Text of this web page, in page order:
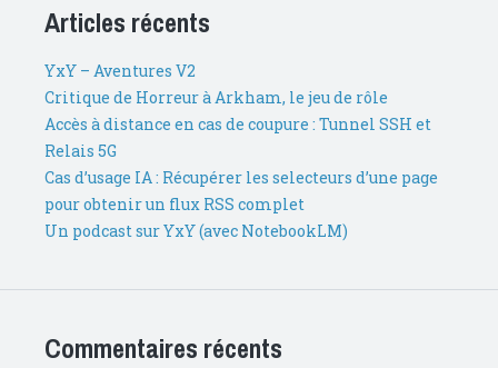
Articles récents
YxY – Aventures V2
Critique de Horreur à Arkham, le jeu de rôle
Accès à distance en cas de coupure : Tunnel SSH et
Relais 5G
Cas d’usage IA : Récupérer les selecteurs d’une page
pour obtenir un flux RSS complet
Un podcast sur YxY (avec NotebookLM)
Commentaires récents